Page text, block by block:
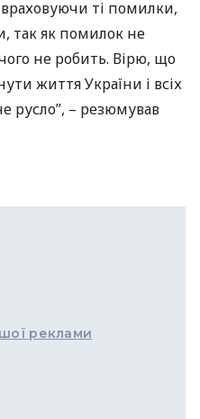
ті помилки,
так як помилок не
не робить. Вірю, що
життя України і всіх
русло”, – резюмував
реклами